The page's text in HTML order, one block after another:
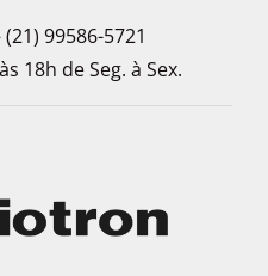
99586-5721
18h de Seg. à Sex.